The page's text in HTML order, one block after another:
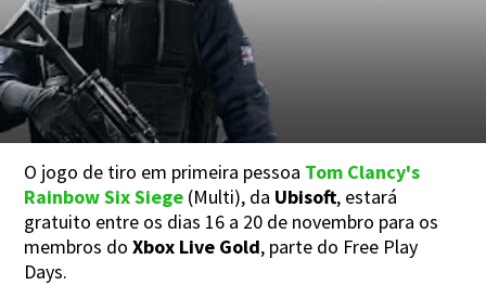
O jogo de tiro em primeira pessoa Tom Clancy's
Rainbow Six Siege (Multi), da Ubisoft, estará
gratuito entre os dias 16 a 20 de novembro para os
membros doXbox Live Gold, parte do Free Play
Days.